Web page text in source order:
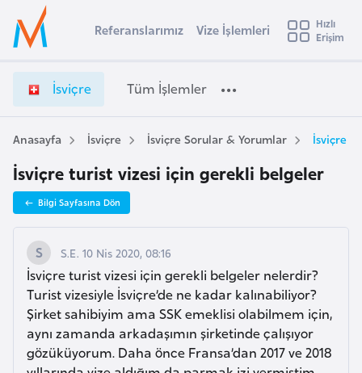
Ülke Seçimi
Başvuru yapmak istediğiniz ülkeyi seçin
Üye
Girişi
s
i
ç
V
i
z
e
İ
ş
l
e
m
l
e
e
Referanslarımız Vize İşlemleri
Hızlı
Erişim
İsviçre Tüm İşlemler
Anasayfa İsviçre İsviçre Sorular & Yorumlar İsviçre
İsviçre turist vizesi için gerekli belgeler
Bilgi Sayfasına Dön
S.E. 10 Nis 2020, 08:16
İsviçre turist vizesi için gerekli belgeler nelerdir?
Turist vizesiyle İsviçre’de ne kadar kalınabiliyor?
Şirket sahibiyim ama SSK emeklisi olabilmem için,
aynı zamanda arkadaşımın şirketinde çalışıyor
gözüküyorum. Daha önce Fransa’dan 2017 ve 2018
s
t
r
a
A
u
s
t
u
r
y
a